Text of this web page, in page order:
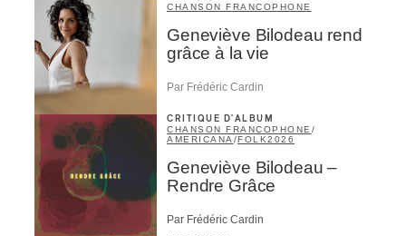
CHANSON FRANCOPHONE
Geneviève Bilodeau rend
grâce à la vie
Par Frédéric Cardin
CRITIQUE D'ALBUM
CHANSON FRANCOPHONE/
AMERICANA/FOLK2026
Geneviève Bilodeau –
Rendre Grâce
Par Frédéric Cardin
Inscription
Infolettre